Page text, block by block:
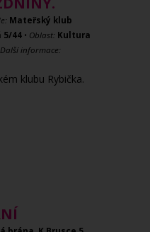
Mateřský klub
5/44 • Oblast: Kultura
Další informace:
klubu Rybička.